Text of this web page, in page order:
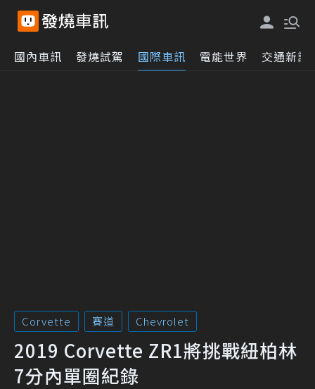
國內車訊 發燒試駕 國際車訊 電能世界 交通新訊
Corvette 賽道 Chevrolet
2019 Corvette ZR1將挑戰紐柏林
7分內單圈紀錄